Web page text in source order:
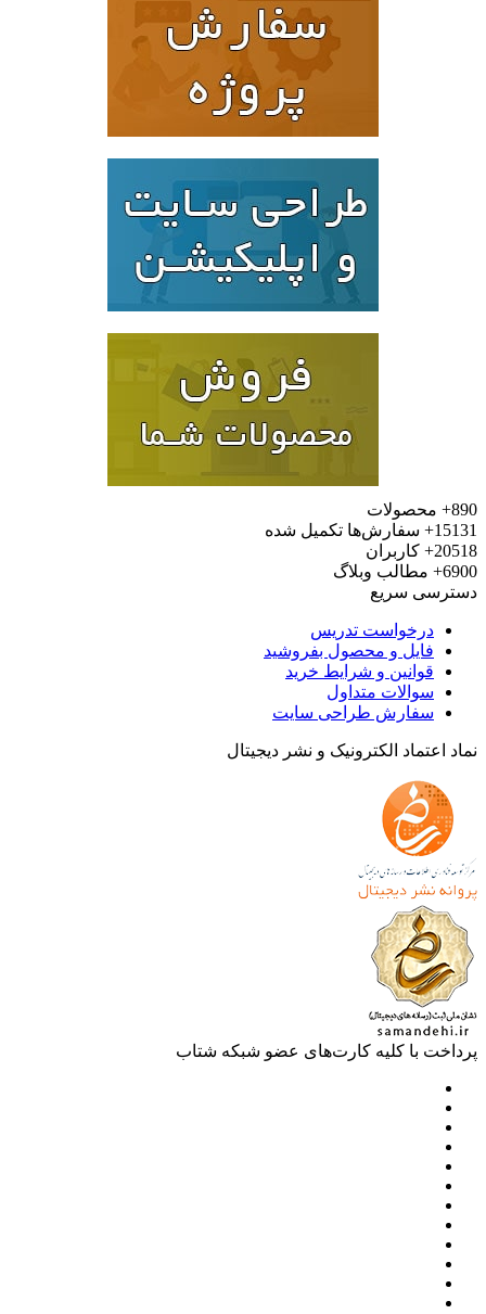
محصولات
سفارش‌ها تکمیل شده
کاربران
مطالب وبلاگ
سریع
درخواست تدریس
فایل و محصول بفروشید
قوانین و شرایط خرید
سوالات متداول
سفارش طراحی سایت
اعتماد الکترونیک و نشر دیجیتال
با کلیه کارت‌های عضو شبکه شتاب